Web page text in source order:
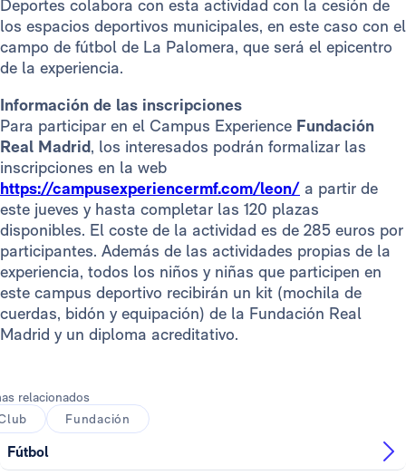
Deportes colabora con esta actividad con la cesión de
los espacios deportivos municipales, en este caso con el
campo de fútbol de La Palomera, que será el epicentro
de la experiencia.
Información de las inscripciones
Para participar en el Campus Experience Fundación
Real Madrid, los interesados podrán formalizar las
inscripciones en la web
https://campusexperiencermf.com/leon/ a partir de
este jueves y hasta completar las 120 plazas
disponibles. El coste de la actividad es de 285 euros por
participantes. Además de las actividades propias de la
experiencia, todos los niños y niñas que participen en
este campus deportivo recibirán un kit (mochila de
cuerdas, bidón y equipación) de la Fundación Real
Madrid y un diploma acreditativo.
relacionados
Fundación
Fútbol